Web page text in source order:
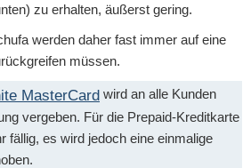
zu erhalten, äußerst gering.
werden daher fast immer auf eine
müssen.
MasterCard wird an alle Kunden
vergeben. Für die Prepaid-Kreditkarte
fällig, es wird jedoch eine einmalige